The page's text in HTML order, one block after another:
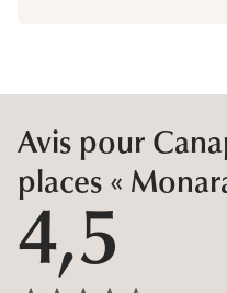
Avis pour
places «
4,5